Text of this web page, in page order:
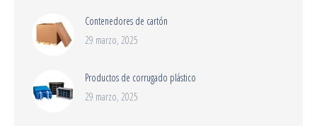
Contenedores de cartón
29 marzo, 2025
Productos de corrugado plástico
29 marzo, 2025